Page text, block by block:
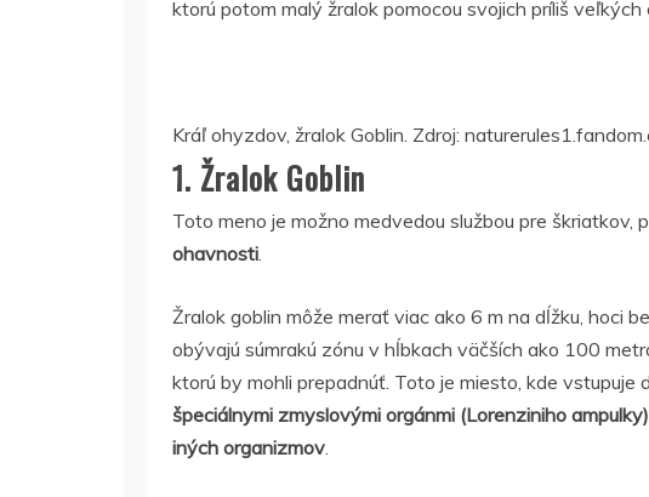
ktorú potom malý žralok pomocou svojich príliš veľkých
Kráľ ohyzdov, žralok Goblin. Zdroj:
1. Žralok Goblin
Toto meno je možno medvedou službou pre škriatkov,
ohavnosti.
Žralok goblin môže merať viac ako 6 m na dĺžku, hoci
obývajú súmrakú zónu v hĺbkach väčších ako 100
ktorú by mohli prepadnúť. Toto je miesto, kde vstupuje
špeciálnymi zmyslovými orgánmi (Lorenziniho
iných organizmov.